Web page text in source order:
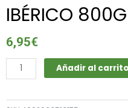
IBÉRICO
6,95€
BOTE
COMIDA
IBÉRICO
Añadir al carrito